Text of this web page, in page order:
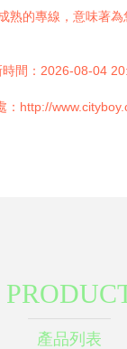
的專線，意味著為
時間：2026-08-04
：http://
產品列表